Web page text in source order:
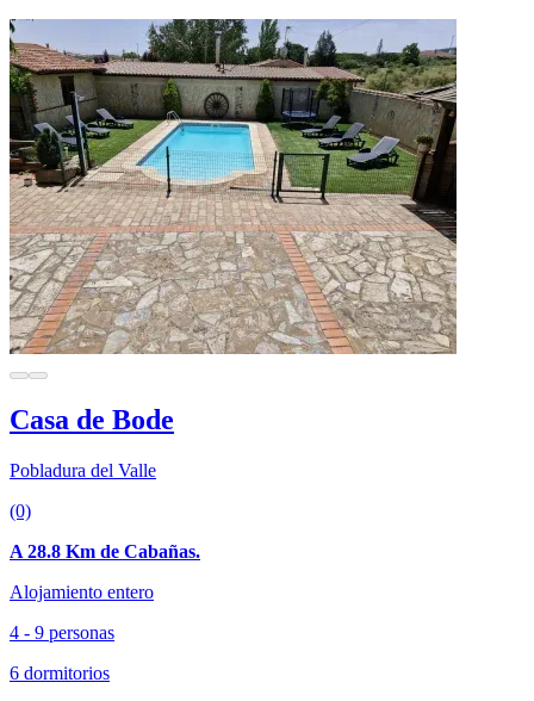
Casa de Bode
Pobladura del Valle
(0)
A 28.8 Km de Cabañas.
Alojamiento entero
4 - 9 personas
6 dormitorios